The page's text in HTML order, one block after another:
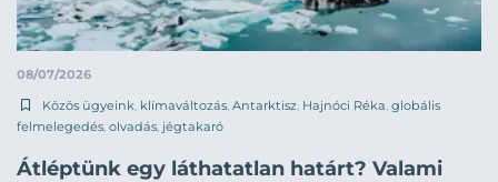
08/07/2026
Közös ügyeink klímaváltozás Antarktisz Hajnóci Réka globális
felmelegedés olvadás jégtakaró
Átléptünk egy láthatatlan határt? Valami